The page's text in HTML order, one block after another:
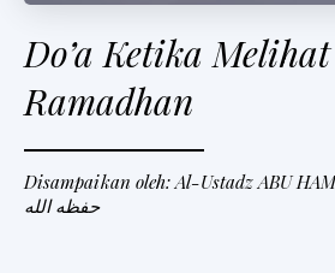
Do’a Ketika
Ramadhan
Disampaikan oleh: Al-Ustadz ABU
حفظه الله